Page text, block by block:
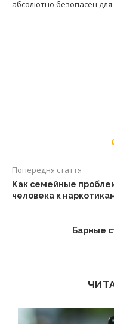
абсолютно безопасен для
Попередня стаття
Как семейные
человека к
Барные